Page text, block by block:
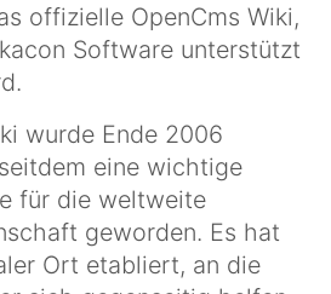
offizielle OpenCms Wiki,
Software unterstützt
wurde Ende 2006
eine wichtige
für die weltweite
geworden. Es hat
Ort etabliert, an die